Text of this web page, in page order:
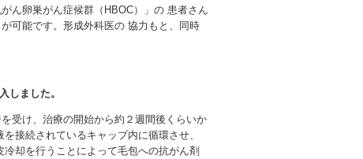
ん卵巣がん症候群（HBOC）」の 患者さん
可能です。形成外科医の 協力もと、同時
しました。
受け、治療の開始から約２週間後くらいか
接続されているキャップ内に循環させ、
却を行うことによって毛包への抗がん剤